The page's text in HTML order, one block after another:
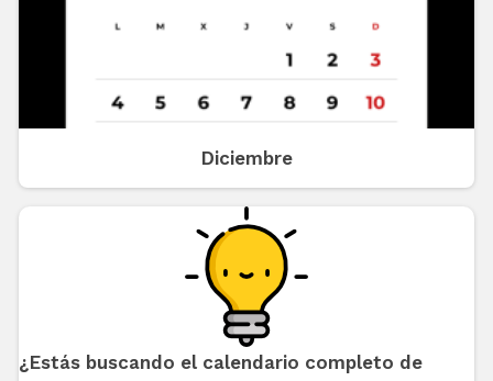
Diciembre
¿Estás buscando el calendario completo de